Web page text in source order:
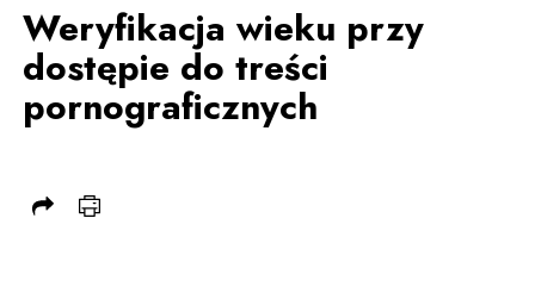
Weryfikacja wieku przy
dostępie do treści
pornograficznych